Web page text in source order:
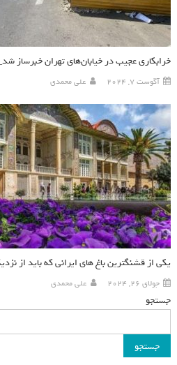
خرابکاری عجیب در خیابان‌های تهران خبرساز
آگوست 7, 2024 علی محمدی
یکی از قشنگترین باغ های ایرانی که باید از
جولای 26, 2024 علی محمدی
جستجو
جستجو